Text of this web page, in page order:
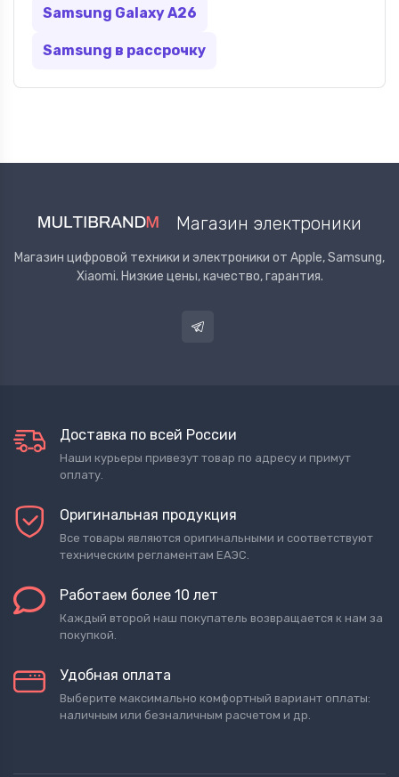
Samsung Galaxy A26
Samsung в рассрочку
Магазин электроники
Магазин цифровой техники и электроники от Apple, Samsung,
Xiaomi. Низкие цены, качество, гарантия.
Доставка по всей России
Наши курьеры привезут товар по адресу и примут
оплату.
Оригинальная продукция
Все товары являются оригинальными и соответствуют
техническим регламентам ЕАЭС.
Работаем более 10 лет
Каждый второй наш покупатель возвращается к нам за
покупкой.
Удобная оплата
Выберите максимально комфортный вариант оплаты:
наличным или безналичным расчетом и др.